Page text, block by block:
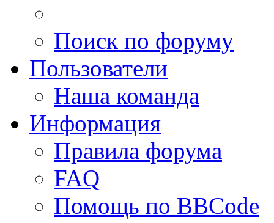
Поиск по форуму
Пользователи
Наша команда
Информация
Правила форума
FAQ
Помощь по BBCode